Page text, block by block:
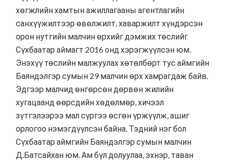
хөгжлийн хамтын ажиллагааны агентлагийн
санхүүжилтээр өвөлжилт, хаваржилт хүндэрсэн
орон нутгийн малчин өрхийг дэмжих төслийг
Сүхбаатар аймагт 2016 онд хэрэгжүүлсэн юм.
Энэхүү төслийн малжуулах хөтөлбөрт тус аймгийн
Баяндэлгэр сумын 29 малчин өрх хамрагдаж байв.
Эдгээр малчид өнгөрсөн дөрвөн жилийн
хугацаанд өөрсдийн хөдөлмөр, хичээл
зүтгэлээрээ мал сүргээ өсгөн үржүүлж, ашиг
орлогоо нэмэгдүүлсэн байна. Тэдний нэг бол
Сүхбаатар аймгийн Баяндэлгэр сумын малчин
Д.Батсайхан юм. Ам бүл долуулаа, эхнэр, таван